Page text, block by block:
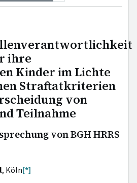
ihre
Kinder im Lichte
Straftatkriterien
von
Teilnahme
von BGH HRRS
, Köln[*]